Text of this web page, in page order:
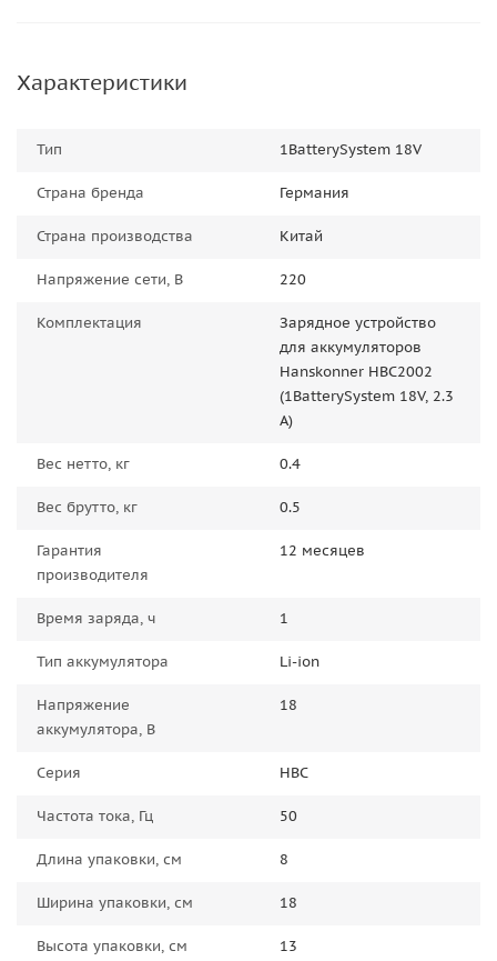
Характеристики
Тип 1BatterySystem 18V
Страна бренда Германия
Страна производства Китай
Напряжение сети, В 220
Комплектация
Зарядное устройство
для аккумуляторов
Hanskonner HBC2002
(1BatterySystem 18V, 2.3
А)
Вес нетто, кг 0.4
Вес брутто, кг 0.5
Гарантия
производителя
12 месяцев
Время заряда, ч 1
Тип аккумулятора Li-ion
Напряжение
аккумулятора, В
18
Серия HBC
Частота тока, Гц 50
Длина упаковки, см 8
Ширина упаковки, см 18
Высота упаковки, см 13